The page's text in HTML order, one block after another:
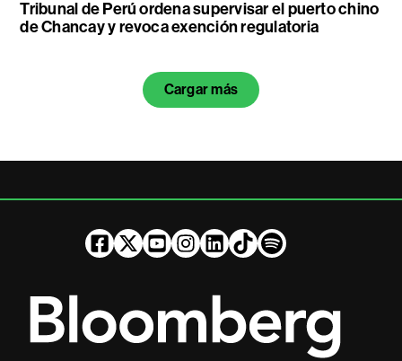
Tribunal de Perú ordena supervisar el puerto chino
de Chancay y revoca exención regulatoria
Cargar más